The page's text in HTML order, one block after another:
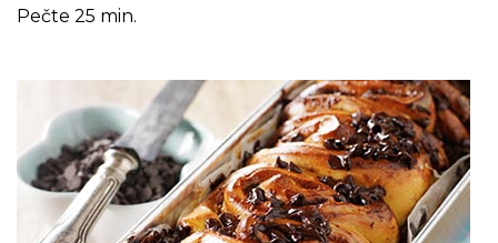
Pečte 25 min.